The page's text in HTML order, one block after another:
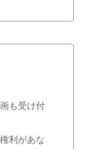
も受け付
利があな